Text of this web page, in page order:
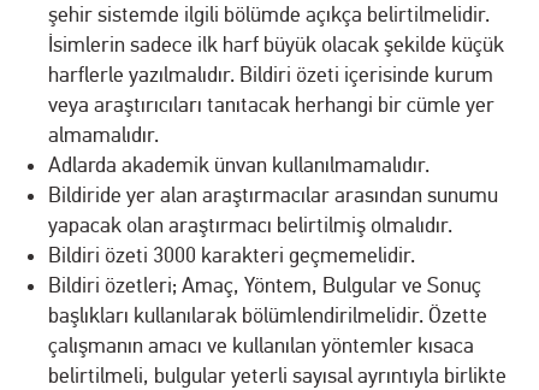
şehir sistemde ilgili bölümde açıkça belirtilmelidir.
İsimlerin sadece ilk harf büyük olacak şekilde küçük
harflerle yazılmalıdır. Bildiri özeti içerisinde kurum
veya araştırıcıları tanıtacak herhangi bir cümle yer
almamalıdır.
Adlarda akademik ünvan kullanılmamalıdır.
Bildiride yer alan araştırmacılar arasından sunumu
yapacak olan araştırmacı belirtilmiş olmalıdır.
Bildiri özeti 3000 karakteri geçmemelidir.
Bildiri özetleri; Amaç, Yöntem, Bulgular ve Sonuç
başlıkları kullanılarak bölümlendirilmelidir. Özette
çalışmanın amacı ve kullanılan yöntemler kısaca
belirtilmeli, bulgular yeterli sayısal ayrıntıyla birlikte